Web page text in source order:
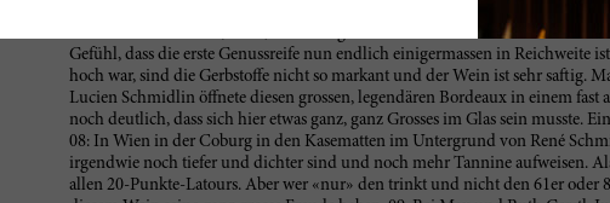
Ein wirklich grosser Latour, der jetzt ganz zaghaft die erste Genussreife
Freude bereiten wird (20/20). 04: Eine geniale Flasche im Restaurant Délice
Gefühl, dass die erste Genussreife nun endlich einigermassen in Reichweite
hoch war, sind die Gerbstoffe nicht so markant und der Wein ist sehr saftig.
Lucien Schmidlin öffnete diesen grossen, legendären Bordeaux in einem fast
noch deutlich, dass sich hier etwas ganz, ganz Grosses im Glas sein musste.
08: In Wien in der Coburg in den Kasematten im Untergrund von René
irgendwie noch tiefer und dichter sind und noch mehr Tannine aufweisen.
allen 20-Punkte-Latours. Aber wer «nur» den trinkt und nicht den 61er oder